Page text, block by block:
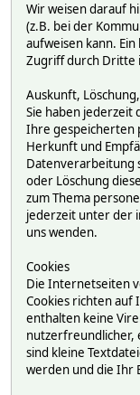
Wir weisen darauf
(z.B. bei der
aufweisen kann.
Zugriff durch Dritte
Auskunft,
Sie haben jederzeit
Ihre gespeicherten
Herkunft und
Datenverarbeitung
oder Löschung
zum Thema
jederzeit unter der
uns wenden.
Cookies
Die Internetseiten
Cookies richten auf
enthalten keine
nutzerfreundlicher,
sind kleine
werden und die Ihr